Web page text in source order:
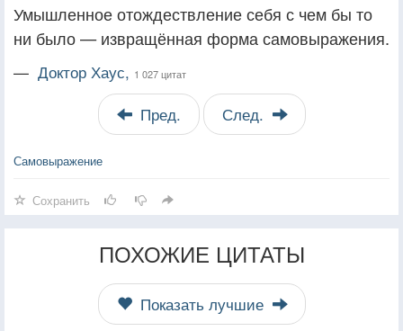
Умышленное отождествление себя с чем бы то
ни было — извращённая форма самовыражения.
— Доктор Хаус, 1 027 цитат
Пред. След.
Самовыражение
Сохранить
ПОХОЖИЕ ЦИТАТЫ
Показать лучшие